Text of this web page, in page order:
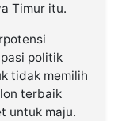
Timur itu.
politik
tidak memilih
terbaik
untuk maju.